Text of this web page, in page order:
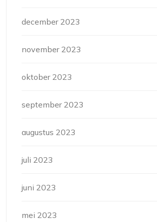
december 2023
november 2023
oktober 2023
september 2023
augustus 2023
juli 2023
juni 2023
mei 2023